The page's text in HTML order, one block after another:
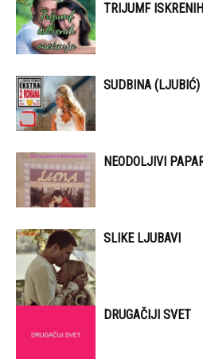
TRIJUMF
SUDBINA (LJUBIĆ)
NEODOLJIVI
SLIKE LJUBAVI
DRUGAČIJI SVET